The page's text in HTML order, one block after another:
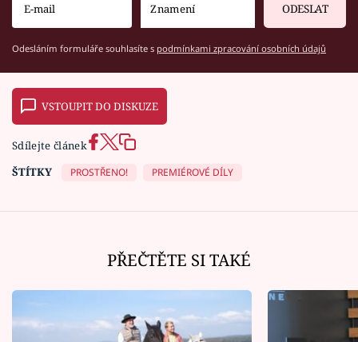
ODESLAT
Odesláním formuláře souhlasíte s podmínkami zpracování osobních údajů
VSTOUPIT DO DISKUZE
Sdílejte článek
ŠTÍTKY
PROSTŘENO! PREMIÉROVÉ DÍLY
PŘEČTĚTE SI TAKÉ